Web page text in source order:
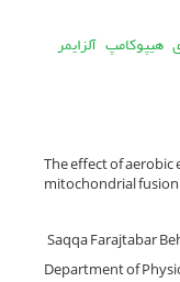
هیپوکامپ آلزایمر
The effect of
mitochondrial
Saqqa Farajtabar
Department of